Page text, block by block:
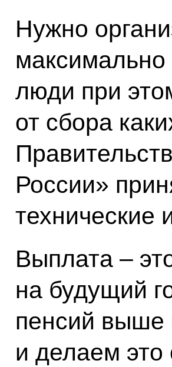
Нужно
люди при
от сбора
России»
технические
Выплата –
на будущий
пенсий выше
и делаем это